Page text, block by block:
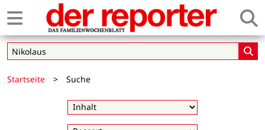
Startseite > Suche